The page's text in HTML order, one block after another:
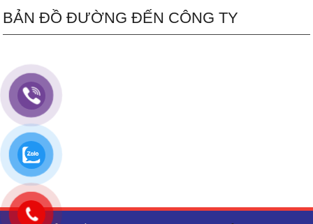
BẢN ĐỒ ĐƯỜNG ĐẾN CÔNG TY